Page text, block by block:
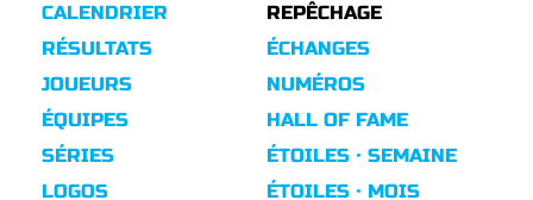
CALENDRIER
RÉSULTATS
REPÊCHAGE
ÉCHANGES
JOUEURS
ÉQUIPES
SÉRIES
LOGOS
NUMÉROS
HALL OF FAME
ÉTOILES · SEMAINE
ÉTOILES · MOIS